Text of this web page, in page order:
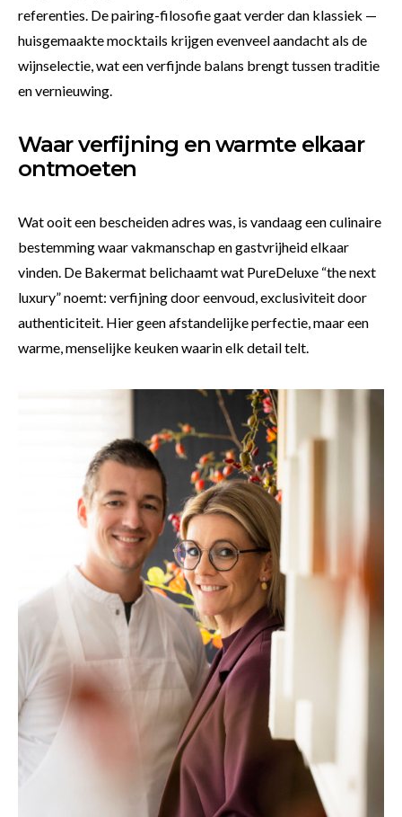
referenties. De pairing-filosofie gaat verder dan klassiek —
huisgemaakte mocktails krijgen evenveel aandacht als de
wijnselectie, wat een verfijnde balans brengt tussen traditie
en vernieuwing.
Waar verfijning en warmte elkaar
ontmoeten
Wat ooit een bescheiden adres was, is vandaag een culinaire
bestemming waar vakmanschap en gastvrijheid elkaar
vinden. De Bakermat belichaamt wat PureDeluxe “the next
luxury” noemt: verfijning door eenvoud, exclusiviteit door
authenticiteit. Hier geen afstandelijke perfectie, maar een
warme, menselijke keuken waarin elk detail telt.